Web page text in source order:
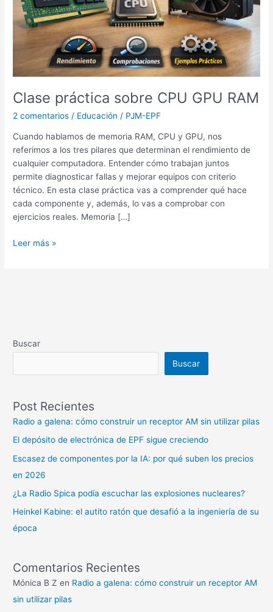
Clase práctica sobre CPU GPU RAM
2 comentarios / Educación / PJM-EPF
Cuando hablamos de memoria RAM, CPU y GPU, nos
referimos a los tres pilares que determinan el rendimiento de
cualquier computadora. Entender cómo trabajan juntos
permite diagnosticar fallas y mejorar equipos con criterio
técnico. En esta clase práctica vas a comprender qué hace
cada componente y, además, lo vas a comprobar con
ejercicios reales. Memoria […]
Leer más »
Buscar
Buscar
Post Recientes
Radio a galena: cómo construir un receptor AM sin utilizar pilas
El depósito de electrónica de EPF sigue creciendo
Escasez de componentes por la IA: por qué suben los precios
en 2026
¿La Radio Spica podía escuchar las explosiones nucleares?
Heinkel Kabine: el autito ratón que desafió a la ingeniería de su
época
Comentarios Recientes
Mónica B Z en Radio a galena: cómo construir un receptor AM
sin utilizar pilas